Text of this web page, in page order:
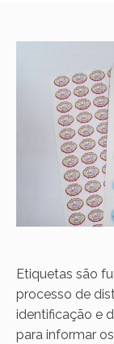
Etiquetas são
processo de
identificação e
para informar